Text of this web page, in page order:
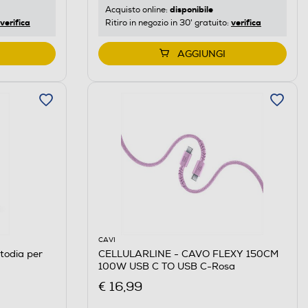
verifica
Acquisto online: disponibile
Ritiro in negozio in 30' gratuito: verifica
AGGIUNGI
per
CAVI
CELLULARLINE - CAVO FLEXY 150CM
100W USB C TO USB C-Rosa
€ 16,99